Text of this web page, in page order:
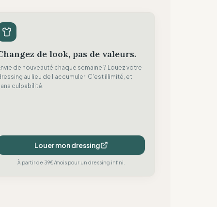
de look, pas de valeurs.
de nouveauté chaque semaine ? Louez votre
au lieu de l'accumuler. C'est illimité, et
culpabilité.
Louer mon dressing
À partir de 39€/mois pour un dressing infini.